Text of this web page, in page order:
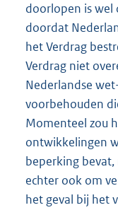
doorlopen is
doordat
het Verdrag
Verdrag niet
Nederlandse
voorbehouden
Momenteel zou
ontwikkelingen
beperking
echter ook om
het geval bij het